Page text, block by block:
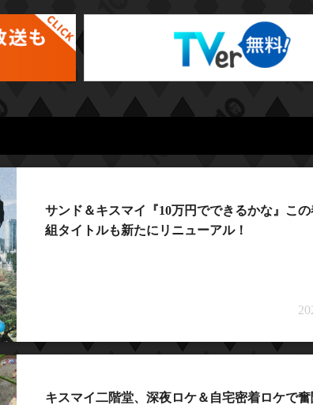
サンド＆キスマイ『10万円でできるかな』こ
組タイトルも新たにリニューアル！
キスマイ二階堂、深夜ロケ＆自宅密着ロケで奮